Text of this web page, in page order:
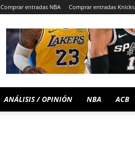
Comprar entradas NBA Comprar entradas Knicks
ANÁLISIS / OPINIÓN NBA ACB